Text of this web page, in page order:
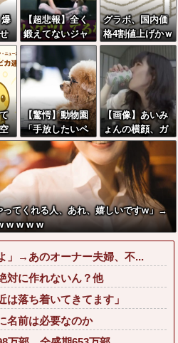
っ
w
【超悲報】全く
鍛えてないジャ
パニーズJKのケ
ツがこちらｗｗ
ｗｗｗｗｗ
グラボ、国内価
格4割値上げかｗ
ｗｗｗｗｗｗｗ
ｗｗｗｗｗｗｗ
ｗ
【驚愕】動物園
「手放したいペ
ットは寄付し
て！餌にするか
ら！」←これっ
てどうなん？w
w w w w w w w
w w
【画像】あいみ
ょんの横顔、ガ
チでヌけると話
題にwwww
てくれる人、あれ、嬉しいですw」→
w w w w
」→あのオーナー夫婦、不...
対に作れないん？他
落ち着いてきてます」
名前は必要なのか